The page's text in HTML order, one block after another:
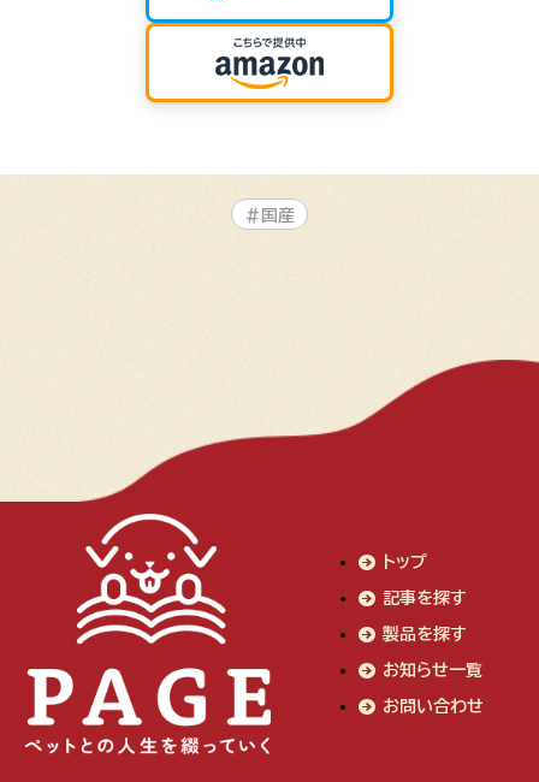
#国産
トップ
記事を探す
製品を探す
お知らせ一覧
お問い合わせ